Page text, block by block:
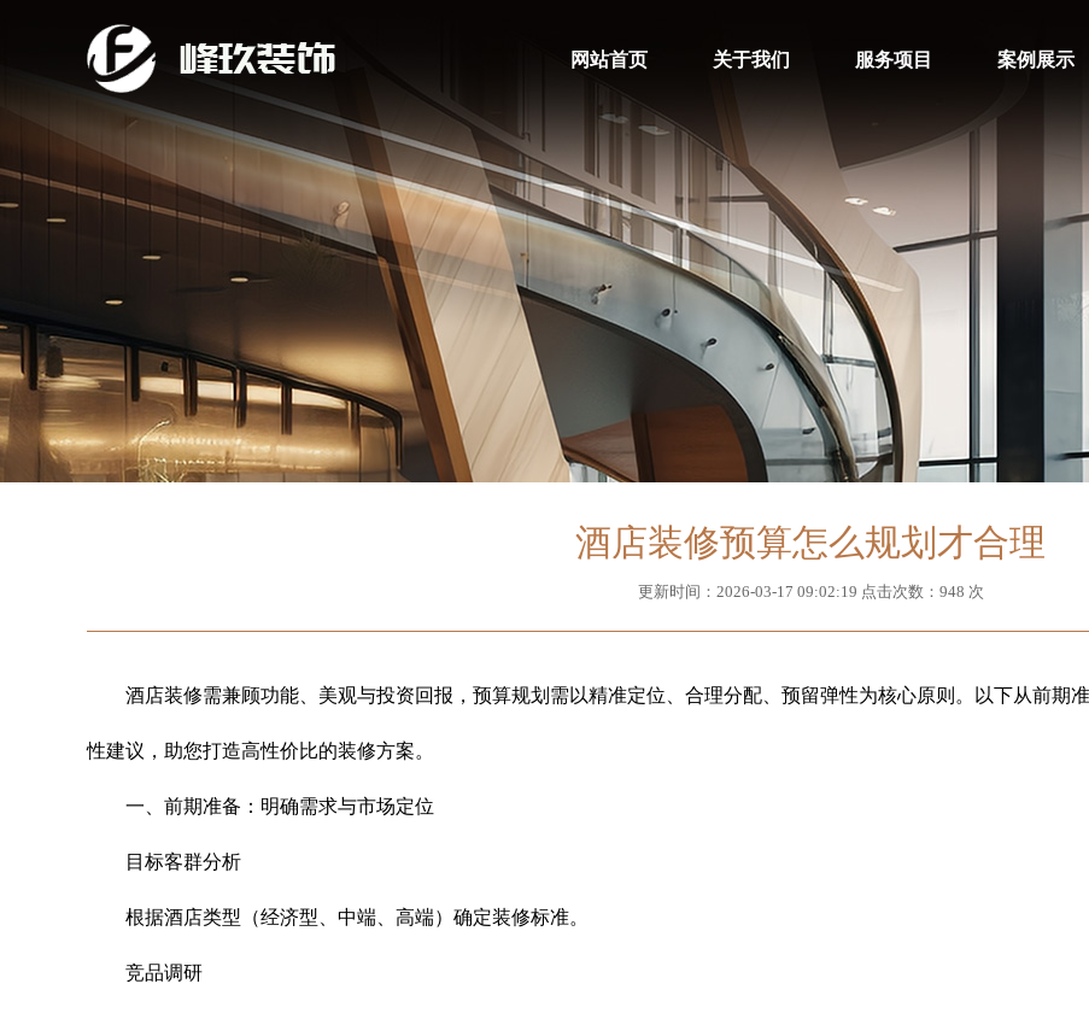
网站首页 关于我们 服务项目 案例展示
酒店装修预算怎么规划才合理
更新时间：2026-03-17 09:02:19 点击次数：948 次
酒店装修需兼顾功能、美观与投资回报，预算规划需以精准定位、合理分配、预留弹性为核心原则。以下从前期
性建议，助您打造高性价比的装修方案。
一、前期准备：明确需求与市场定位
目标客群分析
根据酒店类型（经济型、中端、高端）确定装修标准。
竞品调研